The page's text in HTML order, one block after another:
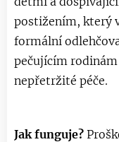
postižením, který
formální
pečujícím rodinám
nepřetržité péče.
Jak funguje?